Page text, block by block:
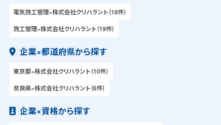
電気施工管理×株式会社クリハラント（18件）
施工管理×株式会社クリハラント（19件）
企業×都道府県から探す
東京都×株式会社クリハラント（10件）
奈良県×株式会社クリハラント（6件）
企業×資格から探す